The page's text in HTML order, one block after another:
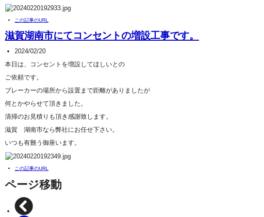
この記事のURL
滋賀湖南市にてコンセントの増設工事です。
2024/02/20
本日は、コンセントを増設してほしいとの
ご依頼です。
ブレーカーの場所から設置まで距離がありましたが
何とかやらせて頂きました。
清掃のお見積りも頂き感謝致します。
滋賀 湖南市なら弊社にお任せ下さい。
いつも有難う御座います。
この記事のURL
ページ移動